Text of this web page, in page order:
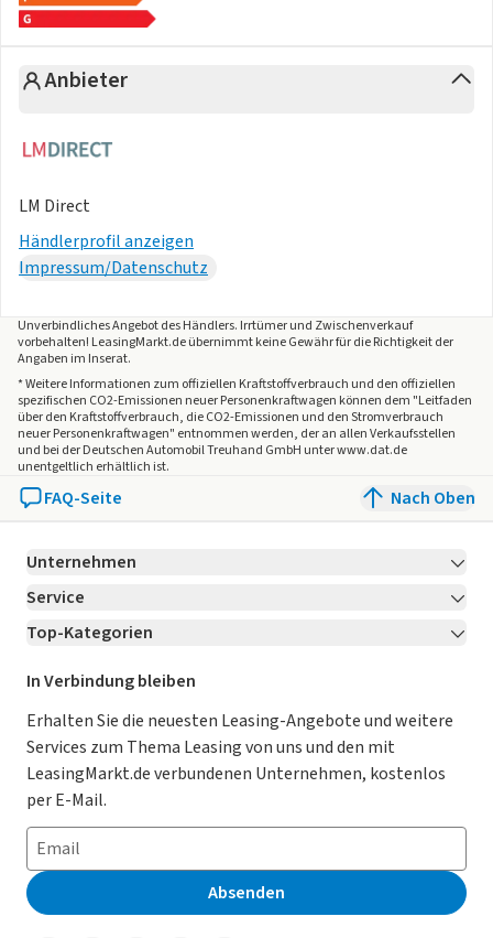
Anbieter
LM Direct
Händlerprofil anzeigen
Impressum/Datenschutz
Unverbindliches Angebot desHändlers. Irrtümer und Zwischenverkauf
vorbehalten! LeasingMarkt.de übernimmt keine Gewähr für die Richtigkeit der
Angaben im Inserat.
* Weitere Informationen zum offiziellen Kraftstoffverbrauch und den offiziellen
spezifischen CO2-Emissionen neuer Personenkraftwagen können dem "Leitfaden
über den Kraftstoffverbrauch, die CO2-Emissionen und den Stromverbrauch
neuer Personenkraftwagen" entnommen werden, der an allen Verkaufsstellen
und bei der Deutschen Automobil Treuhand GmbH unter www.dat.de
unentgeltlich erhältlich ist.
FAQ-Seite Nach Oben
Unternehmen
Über LeasingMarkt.de
Karriere Jetzt bewerben!
Für Händler
Kooperation mit AutoScout24
AGB
Datenschutz
Impressum
Erklärung zur Barrierefreiheit
Presse
Service
Kontakt
Ratgeber
Magazin
Datenschutz-Einstellungen
So funktioniert’s
Häufig gestellte Fragen
Leasing-Lexikon
Auto-Tests
Top-Kategorien
Leasing Deals
Gebrauchtwagen Leasing
Leasing ohne Anzahlung
E-Auto Leasing
Privatleasing
Leasing-Vergleiche
Herstellerverzeichnis
In Verbindung bleiben
Erhalten Sie die neuesten Leasing-Angebote und weitere
Services zum Thema Leasing von uns und den mit
LeasingMarkt.de verbundenen Unternehmen, kostenlos
per E-Mail.
Absenden